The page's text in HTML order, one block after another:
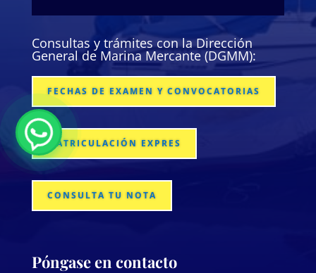
Consultas y trámites con la Dirección
General de Marina Mercante (DGMM):
FECHAS DE EXAMEN Y CONVOCATORIAS
MATRICULACIÓN EXPRES
CONSULTA TU NOTA
Póngase en contacto